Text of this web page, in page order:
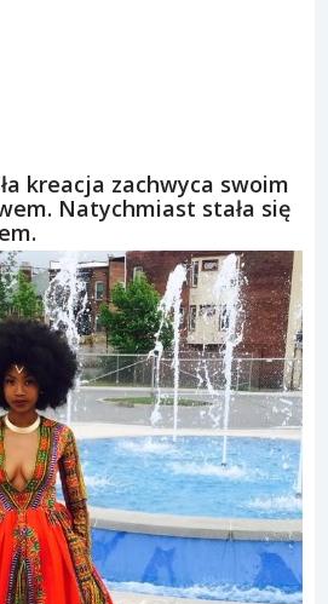
kreacja zachwyca swoim
Natychmiast stała się